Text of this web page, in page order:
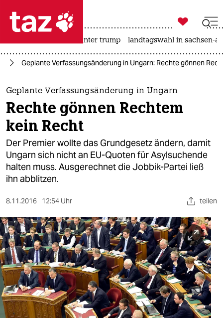
 taz zahl ich
taz zahl ich
themen
politik
öko
gesellschaft
kultur
sport
berlin
nord
wahrheit
verlag
verlag

taz zahl ich
usa unter trump landtagswahl in sachsen-
Geplante Verfassungsänderung in Ungarn: Rechte gönnen
Geplante Verfassungsänderung in Ungarn
Rechte gönnen Rechtem
kein Recht
Der Premier wollte das Grundgesetz ändern, damit
Ungarn sich nicht an EU-Quoten für Asylsuchende
halten muss. Ausgerechnet die Jobbik-Partei ließ
ihn abblitzen.
8.11.2016 12:54 Uhr teilen